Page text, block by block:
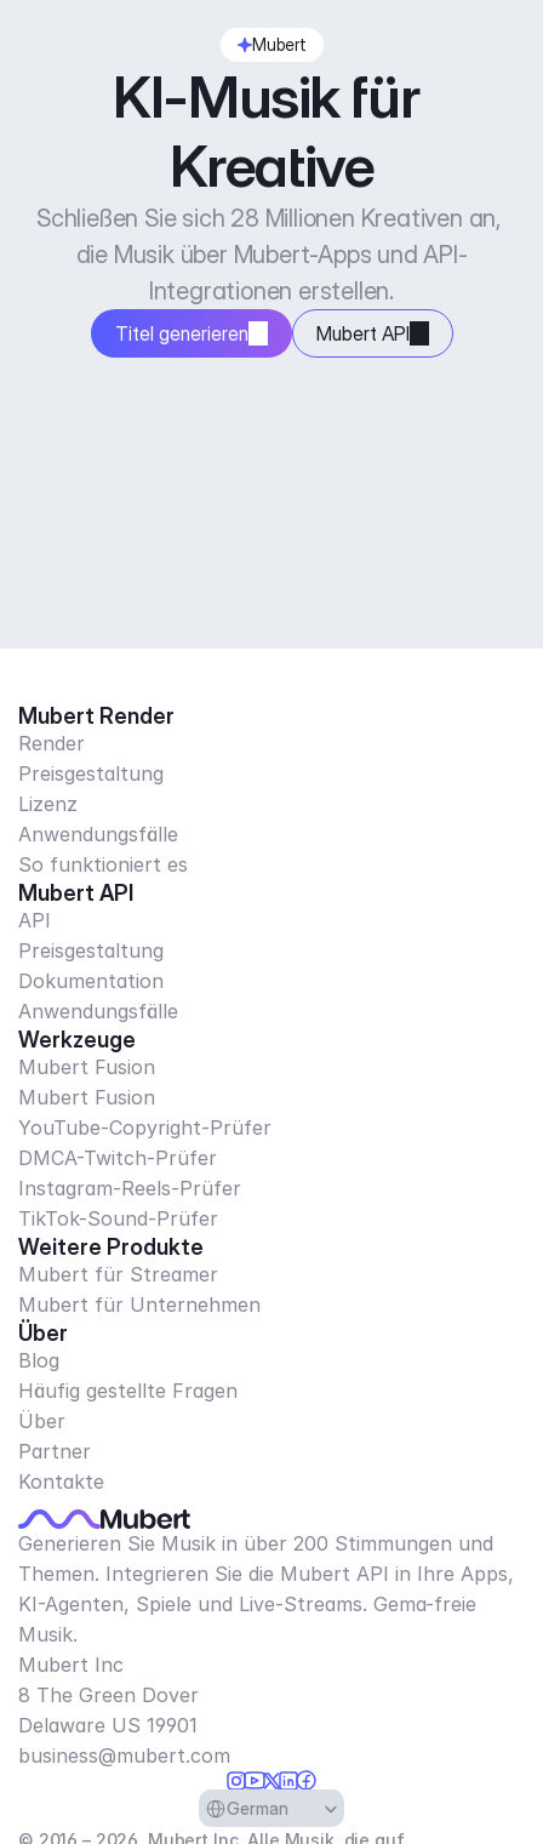
Mubert
KI-Musik für
Kreative
Schließen Sie sich 28 Millionen Kreativen an,
die Musik über Mubert-Apps und API-
Integrationen erstellen.
Titel generieren Mubert API
Mubert Render
Render
Preisgestaltung
Lizenz
Anwendungsfälle
So funktioniert es
Mubert API
API
Preisgestaltung
Dokumentation
Anwendungsfälle
Werkzeuge
Mubert Fusion
Mubert Fusion
YouTube-Copyright-Prüfer
DMCA-Twitch-Prüfer
Instagram-Reels-Prüfer
TikTok-Sound-Prüfer
Weitere Produkte
Mubert für Streamer
Mubert für Unternehmen
Über
Blog
Häufig gestellte Fragen
Über
Partner
Kontakte
Generieren Sie Musik in über 200 Stimmungen und
Themen. Integrieren Sie die Mubert API in Ihre Apps,
KI-Agenten, Spiele und Live-Streams. Gema-freie
Musik.
Mubert Inc
8 The Green Dover
Delaware US 19901​
business@mubert.com
Select Language
German
© 2016 – 2026, Mubert Inc. Alle Musik, die auf